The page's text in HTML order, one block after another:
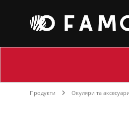
Продукти Окуляри та